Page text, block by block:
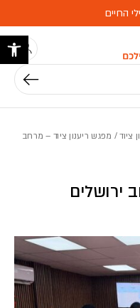
החיים
ציוד/ מפגש ריענון ציוד – מרחב
ירושלים